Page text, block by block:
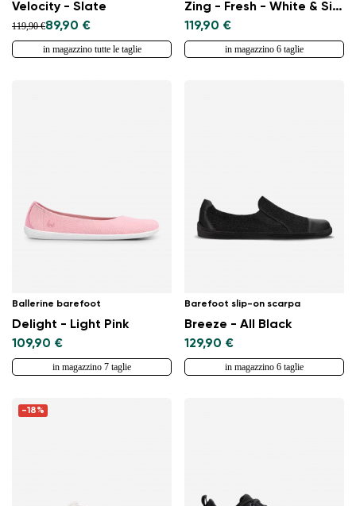
Seleziona una lingua
Cambiare
Velocity - Slate
119,90 €89,90 €
in magazzino tutte le taglie
Zing - Fresh - White & Silver
119,90 €
in magazzino 6 taglie
Ballerine barefoot
Delight - Light Pink
109,90 €
in magazzino 7 taglie
Barefoot slip-on scarpa
Breeze - All Black
129,90 €
in magazzino 6 taglie
-18%